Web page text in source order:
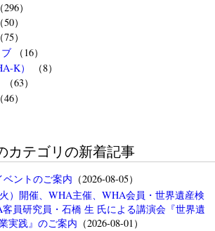
296）
）
75）
（16）
K）
（8）
（63）
46）
カテゴリの新着記事
ントのご案内 （2026-08-05）
）開催、WHA主催、WHA会員・世界遺産検
員研究員・石橋 生 氏による講演会『世界遺
実践』のご案内 （2026-08-01）